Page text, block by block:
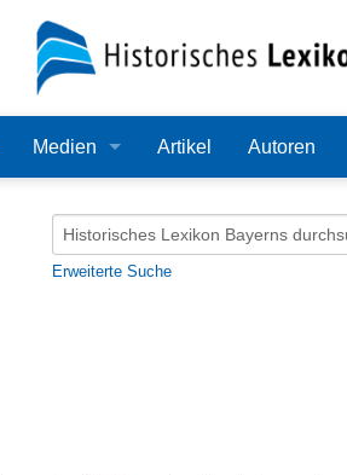
Medien
Audio
Artikel Autoren
Erweiterte Suche